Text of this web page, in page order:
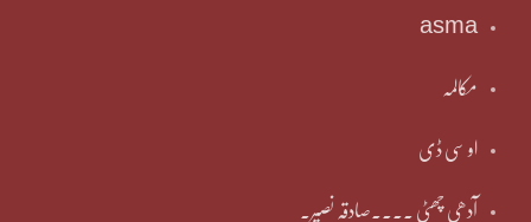
asma
مکالمہ
او سی ڈی
آدھی چھٹی ۔۔۔۔صادقہ نصیر۔